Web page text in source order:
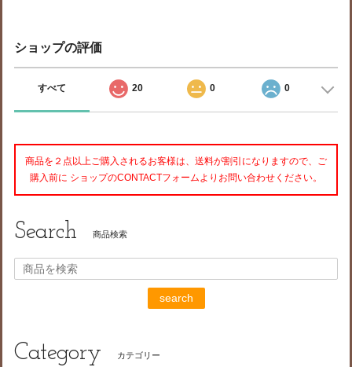
ショップの評価
すべて 20 0 0
商品を２点以上ご購入されるお客様は、送料が割引になりますので、ご
購入前に ショップのCONTACTフォームよりお問い合わせください。
Search 商品検索
search
Category カテゴリー